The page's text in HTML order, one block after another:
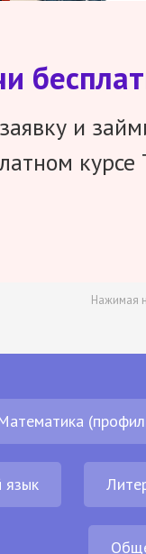
и
курсе
Нажимая
язык